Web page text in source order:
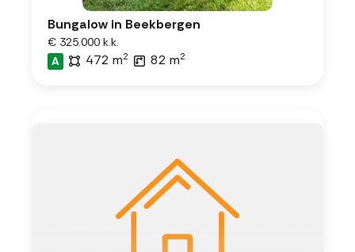
Bungalow in Beekbergen
€ 325.000 k.k.
A
472 m2 82 m2